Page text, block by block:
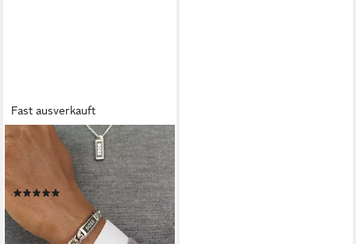
Fast ausverkauft
BOSS
Armband KASSY EMBLEM,
mit Emaille
(3)
129,00 €
lieferbar - in 2-3 Werktagen bei dir